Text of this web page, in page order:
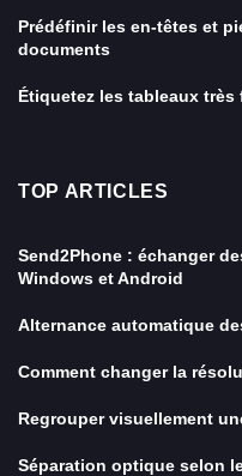
Prédéfinir les en-têtes et
documents
Étiquetez les tableaux très
TOP ARTICLES
Send2Phone : échanger
Windows et Android
Alternance automatique
Comment changer la
Regrouper visuellement
Séparation optique selon